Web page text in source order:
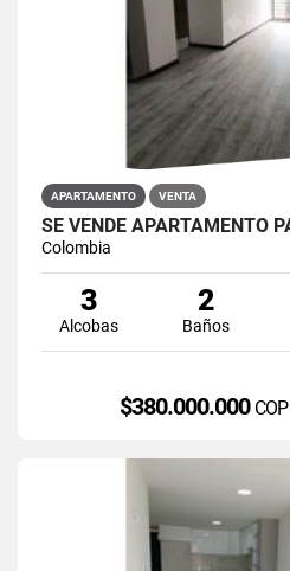
APARTAMENTO VENTA
Colombia
3
Alcobas
2
Baños
$380.000.000 COP